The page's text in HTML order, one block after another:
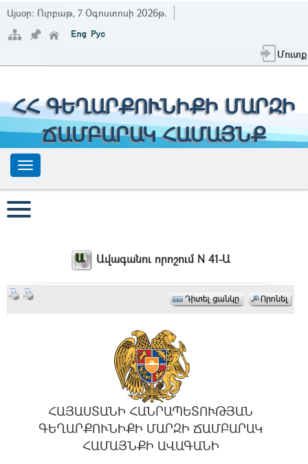
Այսօր: Ուրբաթ, 7 Օգոստոսի 2026թ.
Մուտք
ՀՀ ԳԵՂԱՐՔՈՒՆԻՔԻ ՄԱՐԶԻ
ՃԱՄԲԱՐԱԿ ՀԱՄԱՅՆՔ
Ավագանու որոշում N 41-Ա
ՀԱՅԱՍՏԱՆԻ ՀԱՆՐԱՊԵՏՈՒԹՅԱՆ
ԳԵՂԱՐՔՈՒՆԻՔԻ ՄԱՐԶԻ ՃԱՄԲԱՐԱԿ
ՀԱՄԱՅՆՔԻ ԱՎԱԳԱՆԻ